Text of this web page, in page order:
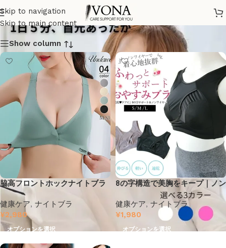
Skip to navigation
Skip to main contentナイトブラ
Show column
脇高フロントホックナイトブラ
｜ノンワイヤーで自然に美胸キ
ープ – ヴォーナ
健康ケア, ナイトブラ
¥2,980
オプションを選択
8の字構造で美胸をキープ｜ノン
ワイヤーナイトブラ・脇高サポ
ート付き – ヴォーナ
健康ケア, ナイトブラ
¥1,980
オプションを選択